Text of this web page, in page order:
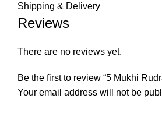
Shipping & Delivery
Reviews
There are no reviews yet.
Be the first to review “5 Mukhi
Your email address will not be